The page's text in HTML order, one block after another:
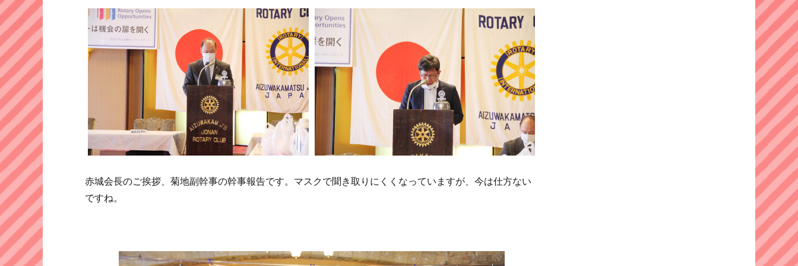
赤城会長のご挨拶、菊地副幹事の幹事報告です。マスクで聞き取りにくくなっていますが、今は仕方ない
ですね。